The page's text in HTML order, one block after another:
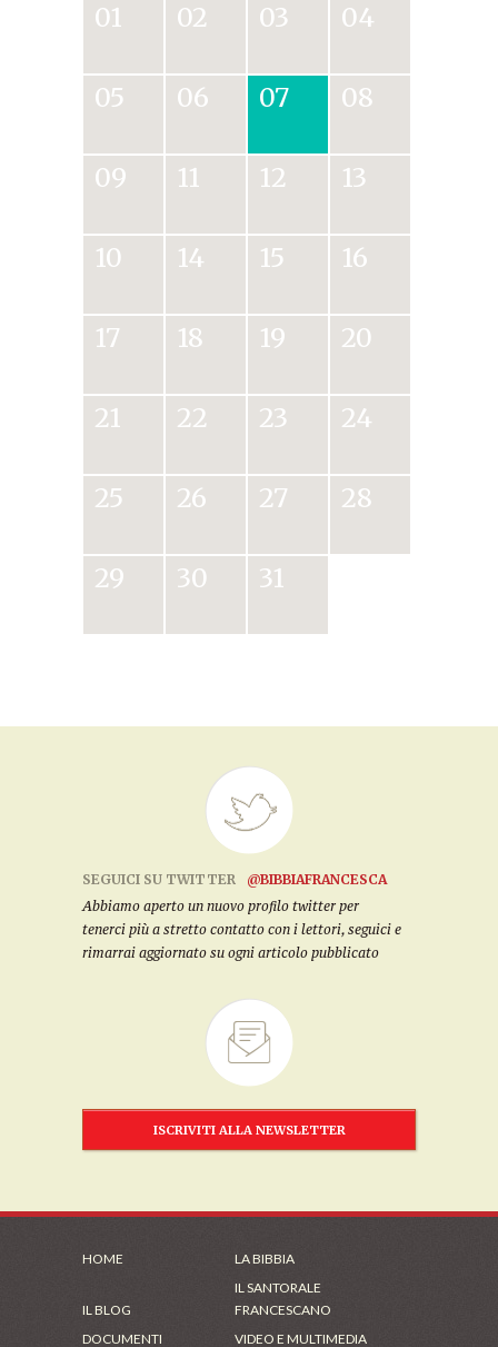
01 02 03 04
05 06 07 08
09 11 12 13
10 14 15 16
17 18 19 20
21 22 23 24
25 26 27 28
29 30 31
SEGUICI SU TWITTER
@BIBBIAFRANCESCA
Abbiamo aperto un nuovo profilo twitter per
tenerci più a stretto contatto con i lettori, seguici e
rimarrai aggiornato su ogni articolo pubblicato
ISCRIVITI ALLA NEWSLETTER
HOME LA BIBBIA
IL BLOG
IL SANTORALE
FRANCESCANO
DOCUMENTI
VIDEO E MULTIMEDIA